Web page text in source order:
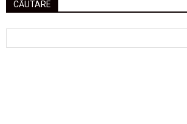
CĂUTARE